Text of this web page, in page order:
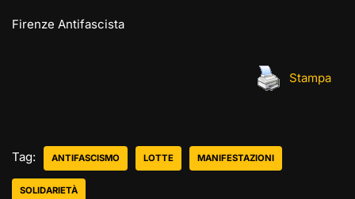
Firenze Antifascista
Stampa
Tag: ANTIFASCISMO LOTTE MANIFESTAZIONI
SOLIDARIETÀ